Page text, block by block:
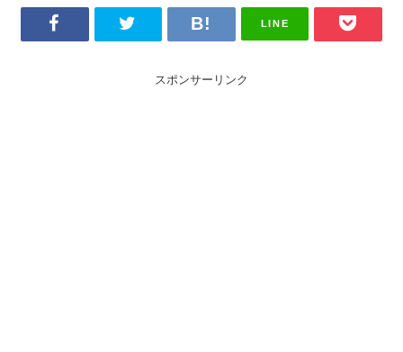
LINE
スポンサーリンク